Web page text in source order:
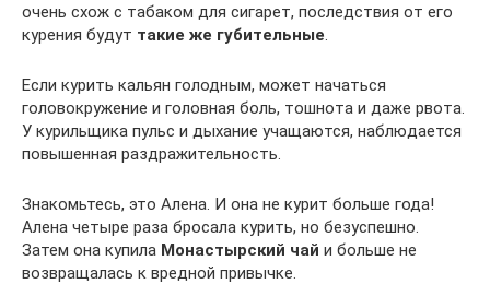
очень схож с табаком для сигарет, последствия от его
курения будут такие же губительные
Если курить кальян голодным, может начаться
головокружение и головная боль, тошнота и даже рвота.
У курильщика пульс и дыхание учащаются, наблюдается
повышенная раздражительность.
Знакомьтесь, это Алена. И она не курит больше года!
Алена четыре раза бросала курить, но безуспешно.
Затем она купила Монастырский чай и больше не
возвращалась к вредной привычке.